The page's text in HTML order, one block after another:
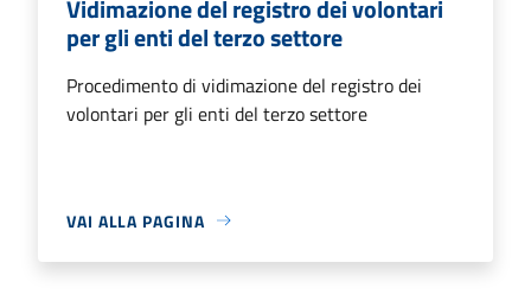
Vidimazione del registro dei volontari
per gli enti del terzo settore
Procedimento di vidimazione del registro dei
volontari per gli enti del terzo settore
VAI ALLA PAGINA